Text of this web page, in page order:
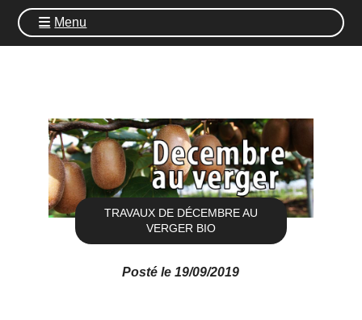
Menu
TRAVAUX DE DÉCEMBRE AU
VERGER BIO
Posté le 19/09/2019